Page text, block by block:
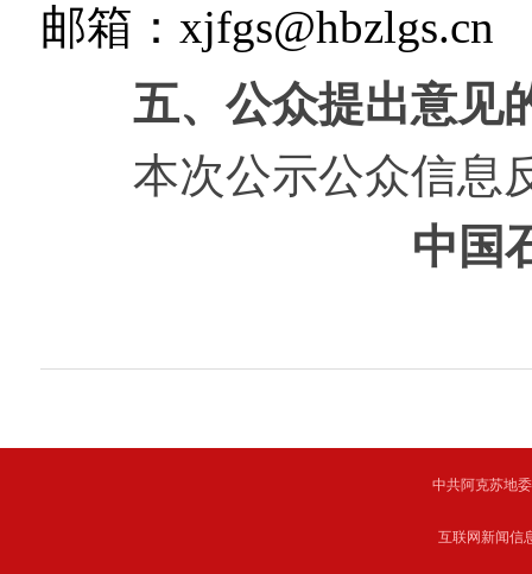
邮箱：xjfgs@hbzlgs.cn
五、公众提出意见
本次公示公众信息反
中国
中共阿克苏地
互联网新闻